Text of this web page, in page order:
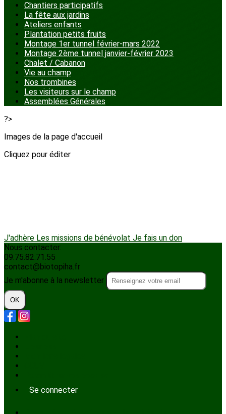
Chantiers participatifs
La fête aux jardins
Ateliers enfants
Plantation petits fruits
Montage 1er tunnel février-mars 2022
Montage 2ème tunnel janvier-février 2023
Chalet / Cabanon
Vie au champ
Nos trombines
Les visiteurs sur le champ
Assemblées Générales
?>
Images de la page d'accueil
Cliquez pour éditer
J'adhère Les missions de bénévolat Je fais un don
Nous contacter:
09.75.82.71.55
contact@biotopiha.fr
Je m'abonne à la newsletter
OK
Se connecter